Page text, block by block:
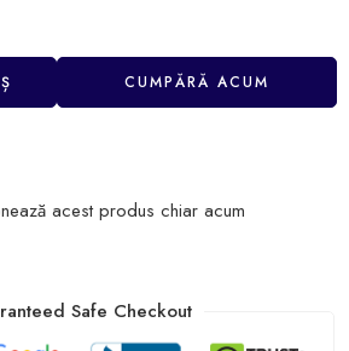
CUMPĂRĂ ACUM
acest produs chiar acum
Safe Checkout